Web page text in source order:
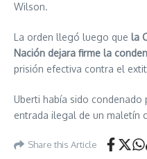
Wilson.
La orden llegó luego que la
Nación dejara firme la
prisión efectiva contra el
Uberti había sido
entrada ilegal de un maletín
Share this Article